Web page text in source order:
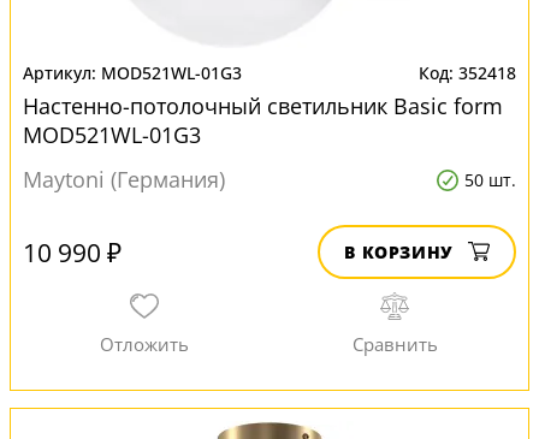
MOD521WL-01G3 352418
Настенно-потолочный светильник Basic form
MOD521WL-01G3
Maytoni (Германия)
50 шт.
10 990 ₽ В КОРЗИНУ